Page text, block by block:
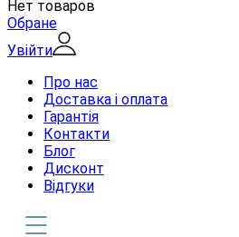
Нет товаров
Обране
Увійти
Про нас
Доставка і оплата
Гарантія
Контакти
Блог
Дисконт
Відгуки